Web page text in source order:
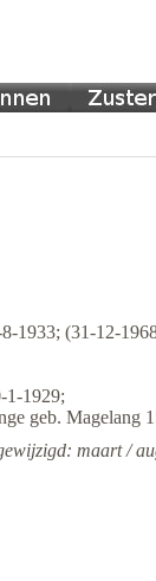
1933; (31-12-
1-1929;
geb. Magelang
maart /